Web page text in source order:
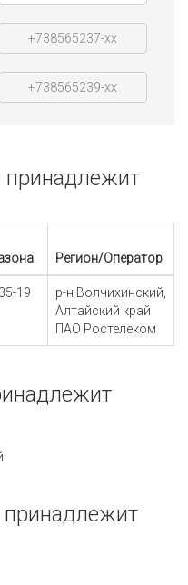
+738565237-xx
+738565239-xx
Регион/Оператор
19
р-н Волчихинский,
Алтайский край
ПАО Ростелеком